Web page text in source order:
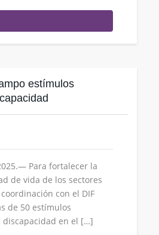
estímulos
Para fortalecer la
de vida de los sectores
con el DIF
de 50 estímulos
discapacidad en el […]